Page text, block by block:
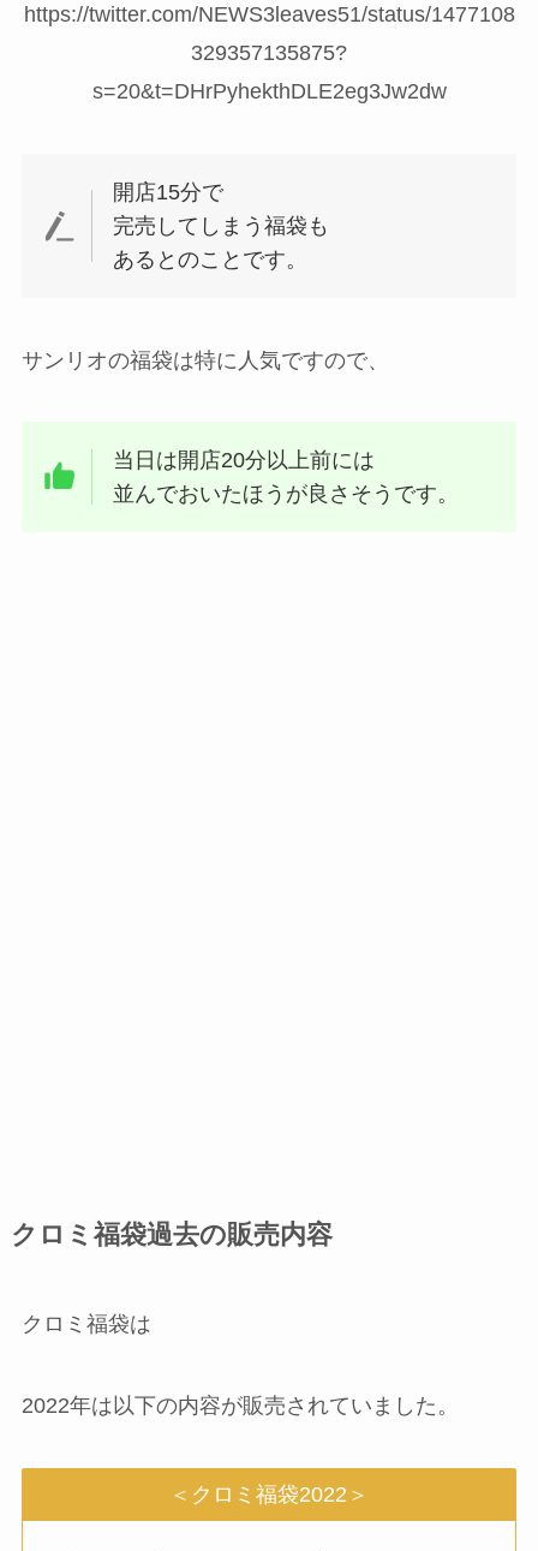
https://twitter.com/NEWS3leaves51/status/1477108
329357135875?
s=20&t=DHrPyhekthDLE2eg3Jw2dw
開店15分で
完売してしまう福袋も
あるとのことです。
サンリオの福袋は特に人気ですので、
当日は開店20分以上前には
並んでおいたほうが良さそうです。
クロミ福袋過去の販売内容
クロミ福袋は
2022年は以下の内容が販売されていました。
＜クロミ福袋2022＞